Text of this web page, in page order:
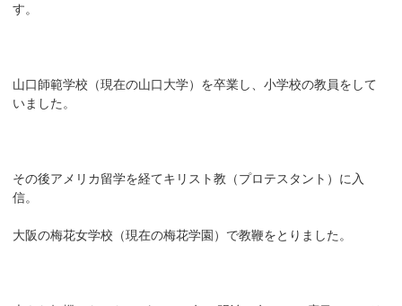
す。
山口師範学校（現在の山口大学）を卒業し、小学校の教員をして
いました。
その後アメリカ留学を経てキリスト教（プロテスタント）に入
信。
大阪の梅花女学校（現在の梅花学園）で教鞭をとりました。